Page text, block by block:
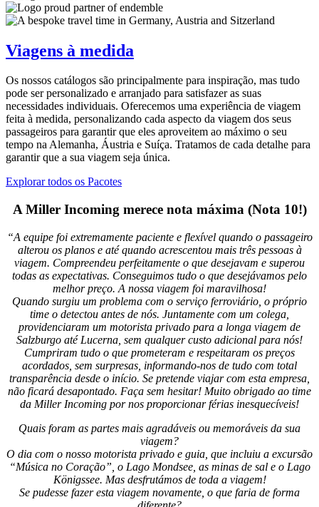
Viagens à medida
Os nossos catálogos são principalmente para inspiração, mas tudo
pode ser personalizado e arranjado para satisfazer as suas
necessidades individuais. Oferecemos uma experiência de viagem
feita à medida, personalizando cada aspecto da viagem dos seus
passageiros para garantir que eles aproveitem ao máximo o seu
tempo na Alemanha, Áustria e Suíça. Tratamos de cada detalhe para
garantir que a sua viagem seja única.
Explorar todos os Pacotes
A Miller Incoming merece nota máxima (Nota 10!)
“A equipe foi extremamente paciente e flexível quando o passageiro
alterou os planos e até quando acrescentou mais três pessoas à
viagem. Compreendeu perfeitamente o que desejavam e superou
todas as expectativas. Conseguimos tudo o que desejávamos pelo
melhor preço. A nossa viagem foi maravilhosa!
Quando surgiu um problema com o serviço ferroviário, o próprio
time o detectou antes de nós. Juntamente com um colega,
providenciaram um motorista privado para a longa viagem de
Salzburgo até Lucerna, sem qualquer custo adicional para nós!
Cumpriram tudo o que prometeram e respeitaram os preços
acordados, sem surpresas, informando-nos de tudo com total
transparência desde o início. Se pretende viajar com esta empresa,
não ficará desapontado. Faça sem hesitar! Muito obrigado ao time
da Miller Incoming por nos proporcionar férias inesquecíveis!
Quais foram as partes mais agradáveis ou memoráveis da sua
viagem?
O dia com o nosso motorista privado e guia, que incluiu a excursão
“Música no Coração”, o Lago Mondsee, as minas de sal e o Lago
Königssee. Mas desfrutámos de toda a viagem!
Se pudesse fazer esta viagem novamente, o que faria de forma